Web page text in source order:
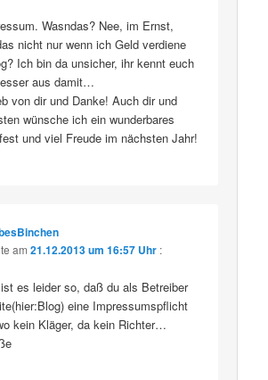
Wasndas? Nee, im Ernst,
nicht nur wenn ich Geld verdiene
Ich bin da unsicher, ihr kennt euch
aus damit…
von dir und Danke! Auch dir und
wünsche ich ein wunderbares
und viel Freude im nächsten Jahr!
am21.12.2013 um 16:57 Uhr :
es leider so, daß du als Betreiber
eine Impressumspflicht
kein Kläger, da kein Richter…